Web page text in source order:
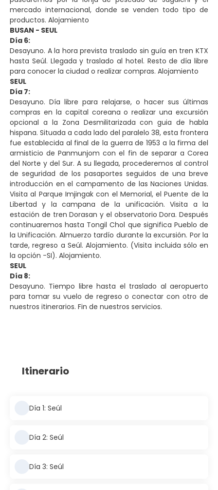
mercado internacional, donde se venden todo tipo de
productos. Alojamiento
BUSAN - SEUL
Día 6:
Desayuno. A la hora prevista traslado sin guía en tren KTX
hasta Seúl. Llegada y traslado al hotel. Resto de día libre
para conocer la ciudad o realizar compras. Alojamiento
SEUL
Día 7:
Desayuno. Día libre para relajarse, o hacer sus últimas
compras en la capital coreana o realizar una excursión
opcional a la Zona Desmilitarizada con guia de habla
hispana. Situada a cada lado del paralelo 38, esta frontera
fue establecida al final de la guerra de 1953 a la firma del
armisticio de Panmunjom con el fin de separar a Corea
del Norte y del Sur. A su llegada, procederemos al control
de seguridad de los pasaportes seguidos de una breve
introducción en el campamento de las Naciones Unidas.
Visita al Parque Imjingak con el Memorial, el Puente de la
Libertad y la campana de la unificación. Visita a la
estación de tren Dorasan y el observatorio Dora. Después
continuaremos hasta Tongil Chol que significa Pueblo de
la Unificación. Almuerzo tardío durante la excursión. Por la
tarde, regreso a Seúl. Alojamiento. (Visita incluida sólo en
la opción -SI). Alojamiento.
SEUL
Día 8:
Desayuno. Tiempo libre hasta el traslado al aeropuerto
para tomar su vuelo de regreso o conectar con otro de
nuestros itinerarios. Fin de nuestros servicios.
Itinerario
Día 1: Seúl
Día 2: Seúl
Día 3: Seúl